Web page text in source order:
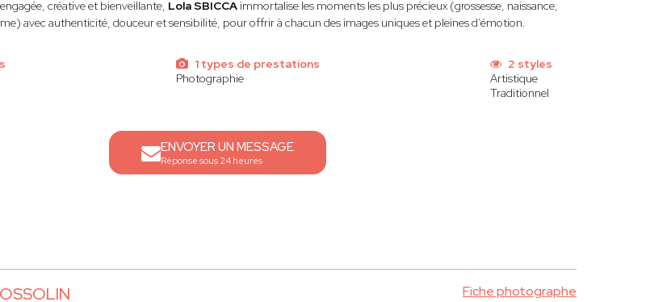
créative et bienveillante, Lola SBICCAimmortalise les moments les plus précieux (grossesse, naissance,
avec authenticité, douceur et sensibilité, pour offrir à chacun des images uniques et pleines d’émotion.
1 types de prestations
Photographie
2 styles
Artistique
Traditionnel
ENVOYER UN MESSAGE
Réponse sous 24 heures
Fiche photographe